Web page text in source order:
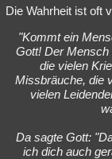
Die Wahrheit ist oft
"Kommt ein
Gott! Der Mensch
die vielen
Missbräuche, die
vielen
Da sagte Gott:
ich dich auch